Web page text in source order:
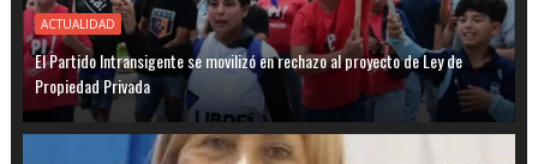
ACTUALIDAD
El Partido Intransigente se movilizó en rechazo al proyecto de Ley de
Propiedad Privada